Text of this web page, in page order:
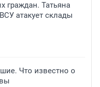
граждан. Татьяна
атакует склады
Что известно о